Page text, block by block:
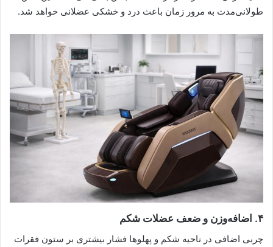
طولانی‌مدت به مرور زمان باعث درد و خشکی عضلانی خواهد شد.
۴. اضافه‌وزن و ضعف عضلات شکم
چربی اضافی در ناحیه شکم و پهلوها فشار بیشتری بر ستون فقرات